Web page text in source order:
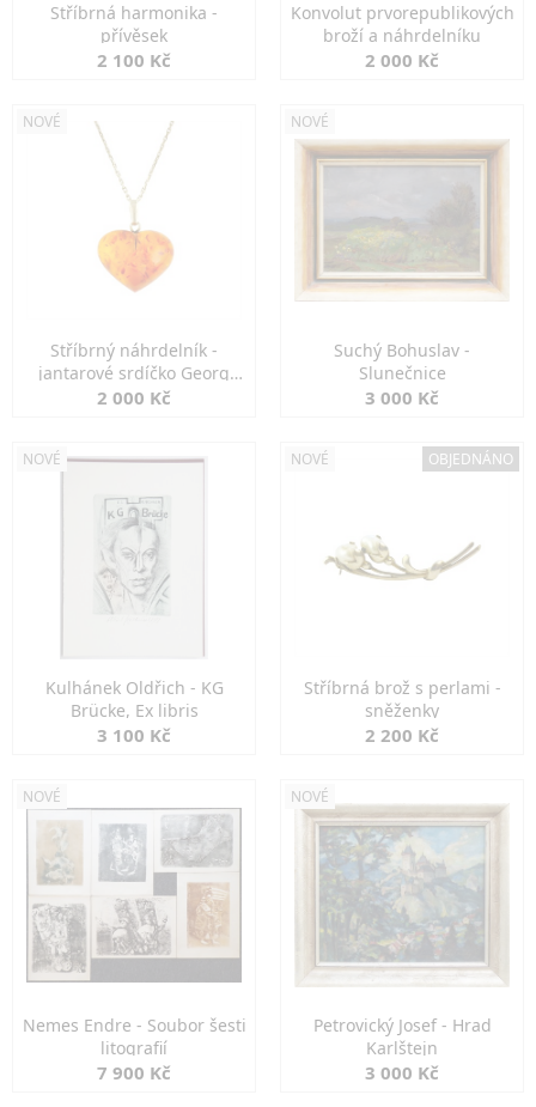
Stříbrná harmonika -
přívěsek
2 100 Kč
Konvolut prvorepublikových
broží a náhrdelníku
2 000 Kč
NOVÉ
Stříbrný náhrdelník -
jantarové srdíčko Georg
Kramer
2 000 Kč
NOVÉ
Suchý Bohuslav -
Slunečnice
3 000 Kč
NOVÉ
Kulhánek Oldřich - KG
Brücke, Ex libris
3 100 Kč
NOVÉ OBJEDNÁNO
Stříbrná brož s perlami -
sněženky
2 200 Kč
NOVÉ
Nemes Endre - Soubor šesti
litografií
7 900 Kč
NOVÉ
Petrovický Josef - Hrad
Karlštejn
3 000 Kč